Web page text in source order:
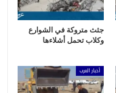
جثث متروكة في الشوارع
وكلاب تحمل أشلاءها
أخبار العرب